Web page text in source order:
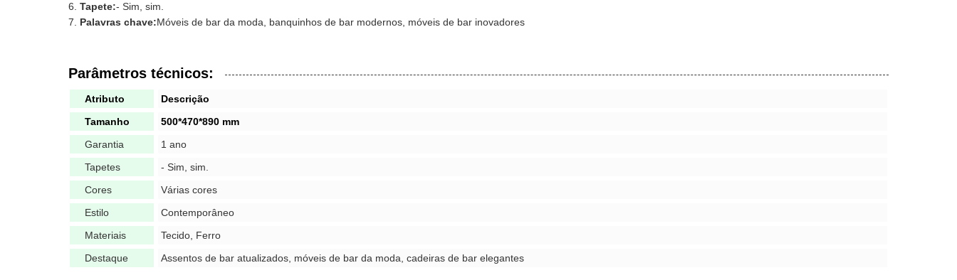
Tapete:- Sim, sim.
Palavras chave:Móveis de bar da moda, banquinhos de bar modernos, móveis de bar inovadores
Parâmetros técnicos:
Atributo
Descrição
Tamanho
500*470*890 mm
Garantia
1 ano
Tapetes
- Sim, sim.
Cores
Várias cores
Estilo
Contemporâneo
Materiais
Tecido, Ferro
Destaque
Assentos de bar atualizados, móveis de bar da moda, cadeiras de bar elegantes